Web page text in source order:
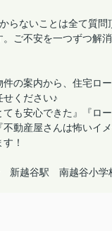
らないことは全て質
ご不安を一つずつ解
の案内から、住宅ロ
ください♪
も安心できた』『ロ
動産屋さんは怖いイ
！
新越谷駅 南越谷小